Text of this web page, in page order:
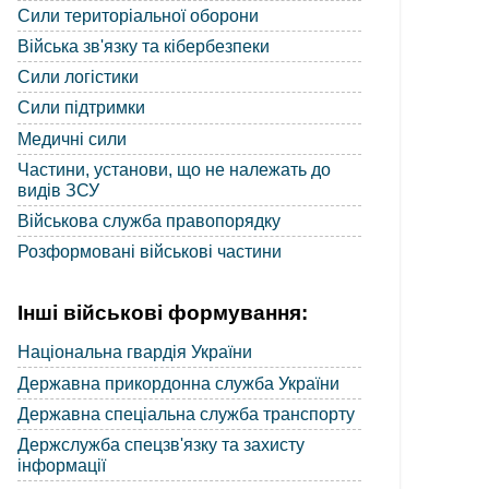
Сили територіальної оборони
Війська зв'язку та кібербезпеки
Сили логістики
Сили підтримки
Медичні сили
Частини, установи, що не належать до
видів ЗСУ
Військова служба правопорядку
Розформовані військові частини
Інші військові формування:
Національна гвардія України
Державна прикордонна служба України
Державна спеціальна служба транспорту
Держслужба спецзв'язку та захисту
інформації